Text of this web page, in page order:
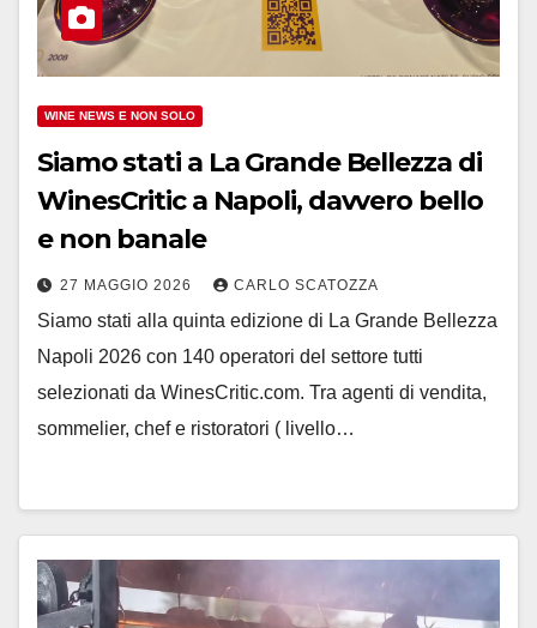
WINE NEWS E NON SOLO
Siamo stati a La Grande Bellezza di
WinesCritic a Napoli, davvero bello
e non banale
27 MAGGIO 2026 CARLO SCATOZZA
Siamo stati alla quinta edizione di La Grande Bellezza
Napoli 2026 con 140 operatori del settore tutti
selezionati da WinesCritic.com. Tra agenti di vendita,
sommelier, chef e ristoratori ( livello…